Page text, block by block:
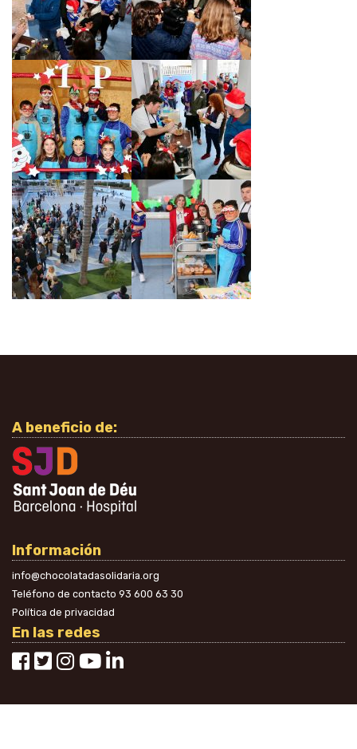
A beneficio de:
Información
info@chocolatadasolidaria.org
Teléfono de contacto 93 600 63 30
Política de privacidad
En las redes